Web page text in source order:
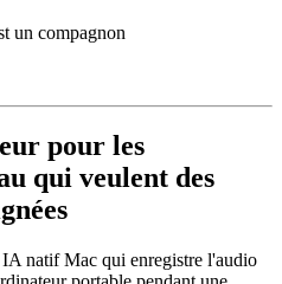
un compagnon
pour les
qui veulent des
natif Mac qui enregistre l'audio